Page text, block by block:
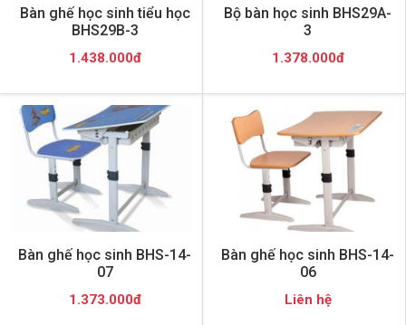
Bàn ghế học sinh tiểu học
BHS29B-3
1.438.000đ
Bộ bàn học sinh BHS29A-
3
1.378.000đ
Bàn ghế học sinh BHS-14-
07
1.373.000đ
Bàn ghế học sinh BHS-14-
06
Liên hệ